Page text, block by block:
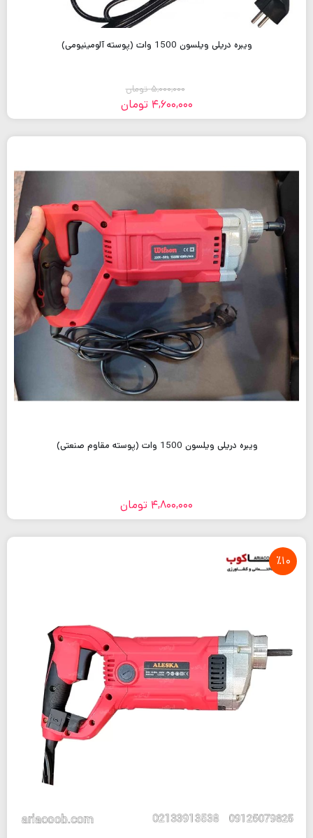
ویبره دریلی ویلسون 1500 وات (پوسته آلومینیومی)
5,000,000 تومان
4,600,000 تومان
ویبره دریلی ویلسون 1500 وات (پوسته مقاوم صنعتی)
4,800,000 تومان
٪10